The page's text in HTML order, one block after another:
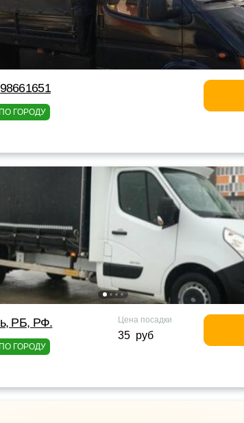
ПО ГОРОДУ
РБ, РФ.
ПО ГОРОДУ
Цена посадки
35 руб